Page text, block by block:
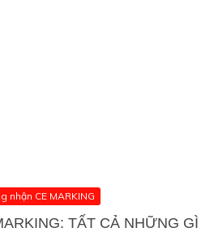
nhận CE MARKING
TẤT CẢ NHỮNG GÌ